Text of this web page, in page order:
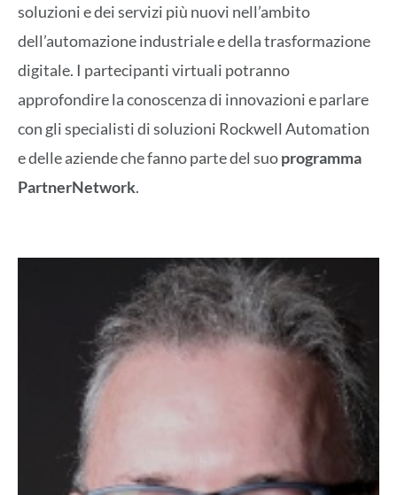
soluzioni e dei servizi più nuovi nell’ambito
dell’automazione industriale e della trasformazione
digitale. I partecipanti virtuali potranno
approfondire la conoscenza di innovazioni e parlare
con gli specialisti di soluzioni Rockwell Automation
e delle aziende che fanno parte del suoprogramma
PartnerNetwork.